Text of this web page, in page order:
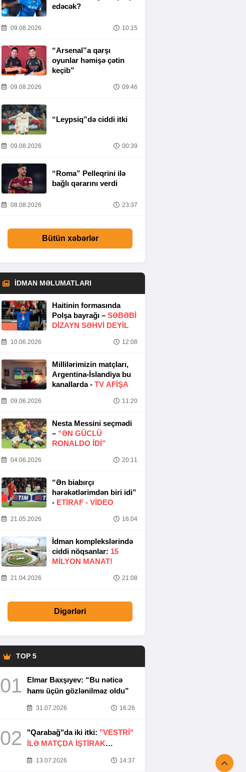
edəcək?
09.08.2026 10:15
“Arsenal”a qarşı
oyunlar həmişə çətin
keçib”
09.08.2026 09:46
“Leypsiq”də ciddi itki
09.08.2026 00:39
“Roma” Pelleqrini ilə
bağlı qərarını verdi
08.08.2026 23:37
Bütün xəbərlər
İDMAN MƏLUMATLARI
Haitinin formasında
Polşa bayrağı – SƏBƏBI
DIZAYN SƏHVI DEYIL
10.06.2026 12:08
Millilərimizin matçları,
Argentina-İslandiya bu
kanallarda - TV AFİŞA
09.06.2026 11:20
Nesta Messini seçmədi
– “ƏN GÜCLÜ
RONALDO IDI”
04.06.2026 20:11
“Ən biabırçı
hərəkətlərimdən biri idi”
- ETIRAF - VİDEO
21.05.2026 16:04
İdman komplekslərində
ciddi nöqsanlar: 15
MILYON MANAT!
21.04.2026 21:08
Digərləri
TOP 5
01
Elmar Baxşıyev: “Bu nəticə
hamı üçün gözlənilməz oldu”
31.07.2026 16:26
02 "Qarabağ"da iki itki: "VESTRİ"
İLƏ MATÇDA İŞTİRAK
13.07.2026 14:37